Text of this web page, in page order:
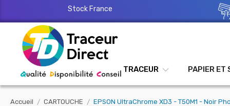
Stock France
TRACEUR PAPIER ET
Accueil CARTOUCHE EPSON UltraChrome XD3 - T50M1 - Noir